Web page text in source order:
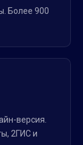
Более 900
версия.
2ГИС и